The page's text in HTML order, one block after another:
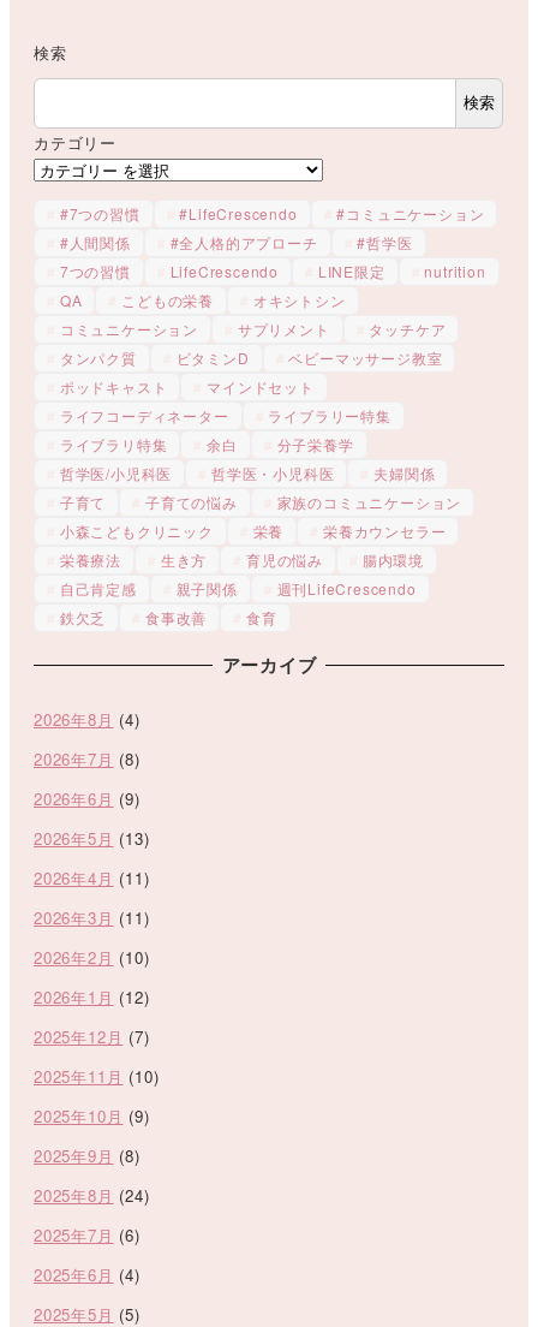
検索
検索
カテゴリー
#7つの習慣 #LifeCrescendo
#コミュニケーション
#人間関係
#全人格的アプローチ
#哲学医
7つの習慣
LifeCrescendo LINE限定
nutrition
QA
こどもの栄養
オキシトシン
コミュニケーション
サプリメント
タッチケア
タンパク質
ビタミンD
ベビーマッサージ教室
ポッドキャスト
マインドセット
ライフコーディネーター
ライブラリー特集
ライブラリ特集
余白
分子栄養学
哲学医/小児科医
哲学医・小児科医
夫婦関係
子育て
子育ての悩み
家族のコミュニケーション
小森こどもクリニック
栄養
栄養カウンセラー
栄養療法
生き方 育児の悩み
腸内環境
自己肯定感
親子関係
週刊LifeCrescendo
鉄欠乏
食事改善 食育
アーカイブ
2026年8月 (4)
2026年7月 (8)
2026年6月 (9)
2026年5月 (13)
2026年4月 (11)
2026年3月 (11)
2026年2月 (10)
2026年1月 (12)
2025年12月 (7)
2025年11月 (10)
2025年10月 (9)
2025年9月 (8)
2025年8月 (24)
2025年7月 (6)
2025年6月 (4)
2025年5月 (5)